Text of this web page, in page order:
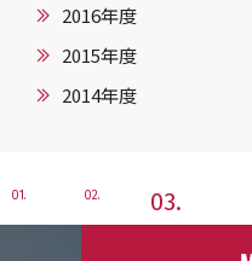
2016年度
2015年度
2014年度
1 2 3